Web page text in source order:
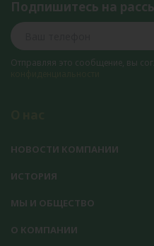
Подпишитесь на
Отправляя это сообщение, вы
НОВОСТИ КОМПАНИИ
ИСТОРИЯ
МЫ И ОБЩЕСТВО
О КОМПАНИИ